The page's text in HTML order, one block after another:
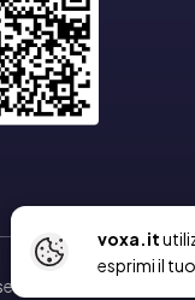
voxa.it
esprimi il